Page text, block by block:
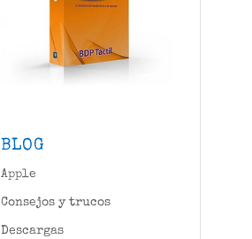
BLOG
Apple
Consejos y trucos
Descargas